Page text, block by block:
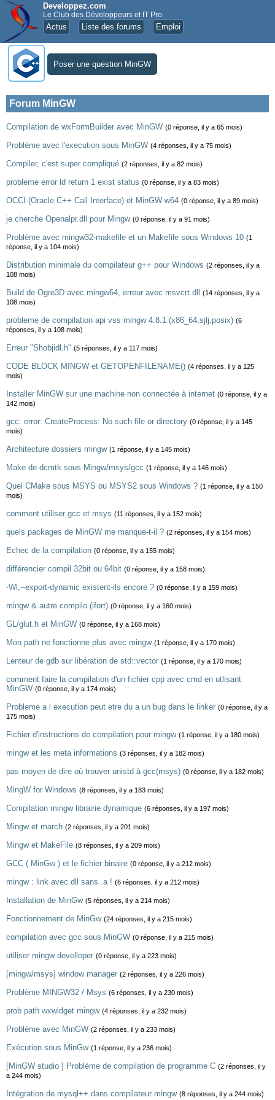
Developpez.com
Le Club des Développeurs et IT Pro
Actus Liste des forums Emploi
Poser une question MinGW
Forum MinGW
Compilation de wxFormBuilder avec MinGW (0 réponse, il y a 65 mois)
Problème avec l'execution sous MinGW (4 réponses, il y a 75 mois)
Compiler, c'est super compliqué (2 réponses, il y a 82 mois)
probleme error ld return 1 exist status (0 réponse, il y a 83 mois)
OCCI (Oracle C++ Call Interface) et MinGW-w64 (0 réponse, il y a 89 mois)
je cherche Openalpr.dll pour Mingw (0 réponse, il y a 91 mois)
Problème avec mingw32-makefile et un Makefile sous Windows 10 (1
réponse, il y a 104 mois)
Distribution minimale du compilateur g++ pour Windows (2 réponses, il y a
108 mois)
Build de Ogre3D avec mingw64, erreur avec msvcrt.dll
(14 réponses, il y a
108 mois)
probleme de compilation api vss mingw 4.8.1 (x86_64,sjlj,posix) (6
réponses, il y a 108 mois)
Erreur "Shobjidl.h" (5 réponses, il y a 117 mois)
CODE BLOCK MINGW et GETOPENFILENAME() (4 réponses, il y a 125
mois)
Installer MinGW sur une machine non connectée à internet (0 réponse, il y a
142 mois)
gcc: error: CreateProcess: No such file or directory (0 réponse, il y a 145
mois)
Architecture dossiers mingw (1 réponse, il y a 145 mois)
Make de dcmtk sous Mingw/msys/gcc (1 réponse, il y a 146 mois)
Quel CMake sous MSYS ou MSYS2 sous Windows ? (1 réponse, il y a 150
mois)
comment utiliser gcc et msys (11 réponses, il y a 152 mois)
quels packages de MinGW me manque-t-il ? (2 réponses, il y a 154 mois)
Echec de la compilation (0 réponse, il y a 155 mois)
différencier compil 32bit ou 64bit (0 réponse, il y a 158 mois)
-Wl,--export-dynamic existent-ils encore ? (0 réponse, il y a 159 mois)
mingw & autre compilo (ifort) (0 réponse, il y a 160 mois)
GL/glut.h et MinGW (0 réponse, il y a 168 mois)
Mon path ne fonctionne plus avec mingw (1 réponse, il y a 170 mois)
Lenteur de gdb sur libération de std::vector (1 réponse, il y a 170 mois)
comment faire la compilation d'un fichier cpp avec cmd en utlisant
MinGW (0 réponse, il y a 174 mois)
Probleme a l execution peut etre du a un bug dans le linker (0 réponse, il y a
175 mois)
Fichier d'instructions de compilation pour mingw (1 réponse, il y a 180 mois)
mingw et les meta informations (3 réponses, il y a 182 mois)
pas moyen de dire où trouver unistd à gcc(msys) (0 réponse, il y a 182 mois)
MingW for Windows (8 réponses, il y a 183 mois)
Compilation mingw librairie dynamique (6 réponses, il y a 197 mois)
Mingw et march (2 réponses, il y a 201 mois)
Mingw et MakeFile (8 réponses, il y a 209 mois)
GCC ( MinGw ) et le fichier binaire (0 réponse, il y a 212 mois)
mingw : link avec dll sans .a ! (6 réponses, il y a 212 mois)
Installation de MinGw (5 réponses, il y a 214 mois)
Fonctionnement de MinGw (24 réponses, il y a 215 mois)
compilation avec gcc sous MinGW (0 réponse, il y a 215 mois)
utiliser mingw develloper (0 réponse, il y a 223 mois)
[mingw/msys] window manager (2 réponses, il y a 226 mois)
Problème MINGW32 / Msys (6 réponses, il y a 230 mois)
prob path wxwidget mingw (4 réponses, il y a 232 mois)
Problème avec MinGW (2 réponses, il y a 233 mois)
Exécution sous MinGw (1 réponse, il y a 236 mois)
[MinGW studio ] Problème de compilation de programme C (2 réponses, il y
a 244 mois)
Intégration de mysql++ dans compilateur mingw (8 réponses, il y a 244 mois)